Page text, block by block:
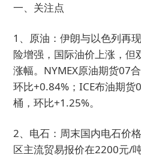
一、关注点
1、原油：伊朗与以色列再
险增强，国际油价上涨，但
涨幅。NYMEX原油期货07
环比+0.84%；ICE布油期
桶，环比+1.25%。
2、电石：周末国内电石价
区主流贸易报价在2200元/